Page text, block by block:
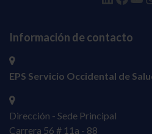
Información de contacto
EPS Servicio Occidental de
Dirección - Sede Principal
Carrera 56 # 11a - 88